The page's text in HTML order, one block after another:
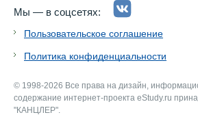
Мы — в соцсетях:
Пользовательское соглашение
Политика конфиденциальности
© 1998-2026 Все права на дизайн,
содержание интернет-проекта eStudy.ru
"КАНЦЛЕР".